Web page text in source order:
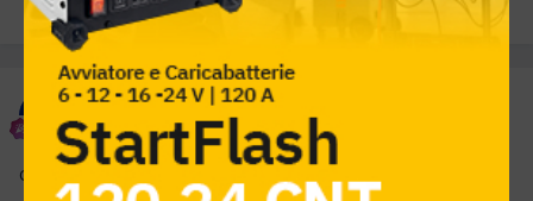
PREC AVANTI
Pagina 1 di 2
enzo car
Inviato7 Settembre 2017
Qualcuno è al corrente?